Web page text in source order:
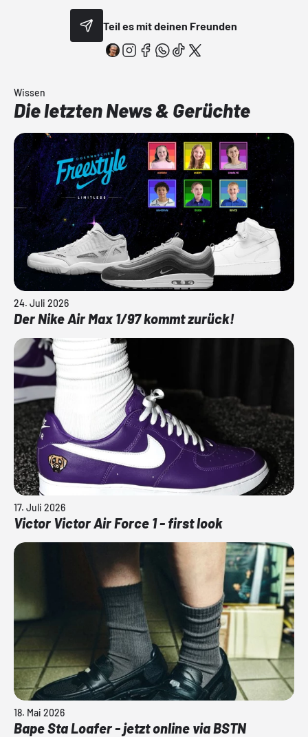
Teil es mit deinen Freunden
Wissen
Die letzten News & Gerüchte
24. Juli 2026
Der Nike Air Max 1/97 kommt zurück!
17. Juli 2026
Victor Victor Air Force 1 - first look
18. Mai 2026
Bape Sta Loafer - jetzt online via BSTN